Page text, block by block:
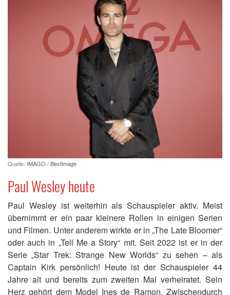
Quelle: IMAGO / Bestimage
Paul Wesley heute
Paul Wesley ist weiterhin als Schauspieler aktiv. Meist
übernimmt er ein paar kleinere Rollen in einigen Serien
und Filmen. Unter anderem wirkte er in „The Late Bloomer“
oder auch in „Tell Me a Story“ mit. Seit 2022 ist er in der
Serie „Star Trek: Strange New Worlds“ zu sehen – als
Captain Kirk persönlich! Heute ist der Schauspieler 44
Jahre alt und bereits zum zweiten Mal verheiratet. Sein
Herz gehört dem Model Ines de Ramon. Zwischendurch